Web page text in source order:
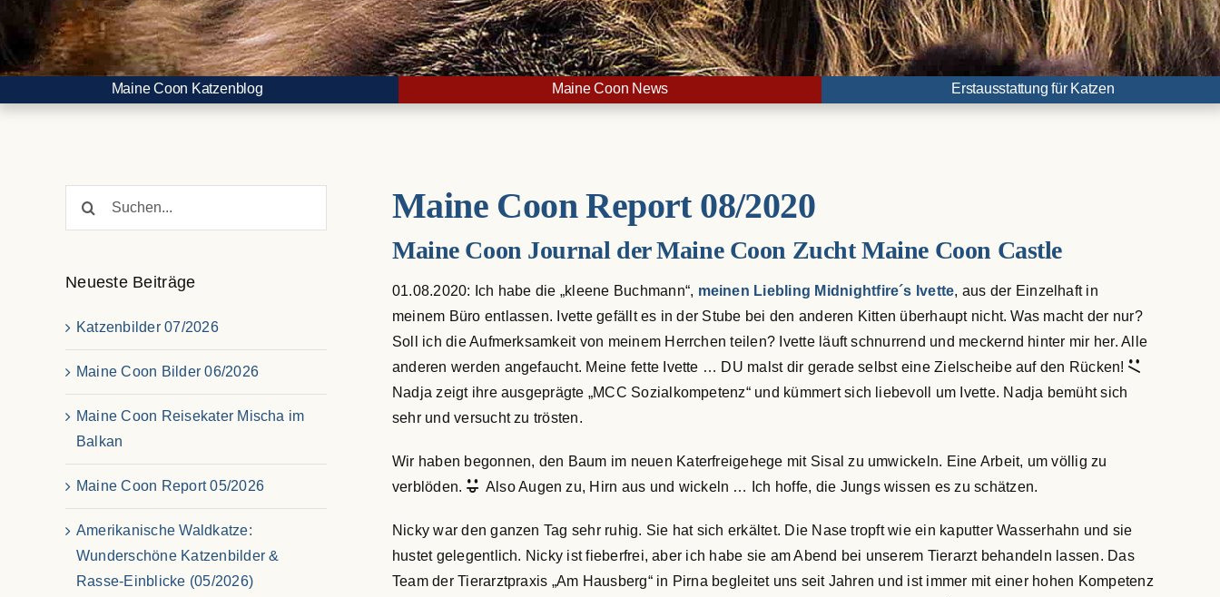
Maine Coon Katzenblog Maine Coon News Erstausstattung für Katzen
Maine Coon Report 08/2020
Maine Coon Journal der Maine Coon Zucht Maine Coon Castle
01.08.2020: Ich habe die „kleene Buchmann“, meinen Liebling Midnightfire´s Ivette, aus der Einzelhaft in
meinem Büro entlassen. Ivette gefällt es in der Stube bei den anderen Kitten überhaupt nicht. Was macht der nur?
Soll ich die Aufmerksamkeit von meinem Herrchen teilen? Ivette läuft schnurrend und meckernd hinter mir her. Alle
anderen werden angefaucht. Meine fette Ivette … DU malst dir gerade selbst eine Zielscheibe auf den Rücken!
Nadja zeigt ihre ausgeprägte „MCC Sozialkompetenz“ und kümmert sich liebevoll um Ivette. Nadja bemüht sich
sehr und versucht zu trösten.
Wir haben begonnen, den Baum im neuen Katerfreigehege mit Sisal zu umwickeln. Eine Arbeit, um völlig zu
verblöden.
Also Augen zu, Hirn aus und wickeln … Ich hoffe, die Jungs wissen es zu schätzen.
Nicky war den ganzen Tag sehr ruhig. Sie hat sich erkältet. Die Nase tropft wie ein kaputter Wasserhahn und sie
hustet gelegentlich. Nicky ist fieberfrei, aber ich habe sie am Abend bei unserem Tierarzt behandeln lassen. Das
Team der Tierarztpraxis „Am Hausberg“ in Pirna begleitet uns seit Jahren und ist immer mit einer hohen Kompetenz
Neueste Beiträge
Katzenbilder 07/2026
Maine Coon Bilder 06/2026
Maine Coon Reisekater Mischa im
Balkan
Maine Coon Report 05/2026
Amerikanische Waldkatze:
Wunderschöne Katzenbilder &
Rasse-Einblicke (05/2026)